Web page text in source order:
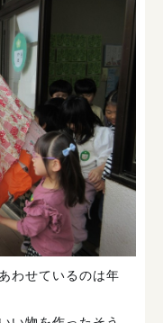
わせているのは年